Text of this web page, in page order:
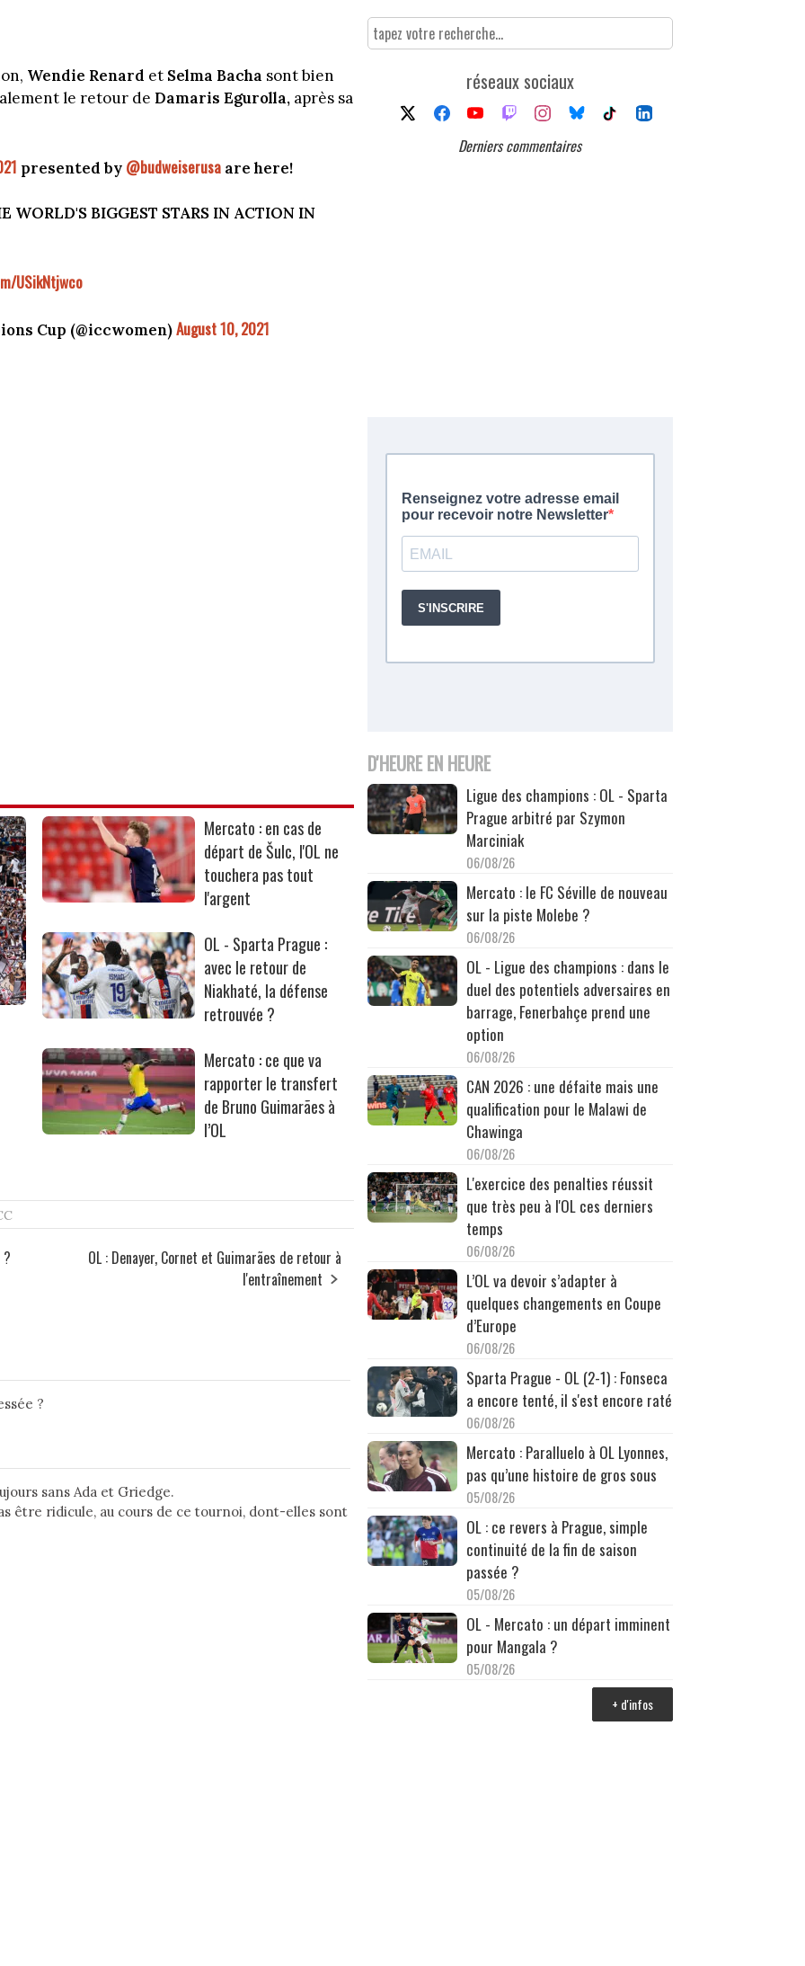
Wendie Renard et Selma Bacha sont bien
le retour de Damaris Egurolla, après sa
presented by @budweiserusaare here!
WORLD'S BIGGEST STARS IN ACTION IN
USikNtjwco
Cup (@iccwomen)August 10, 2021
Mercato : en cas de
départ de Šulc, l'OL ne
touchera pas tout
l'argent
OL - Sparta Prague :
avec le retour de
Niakhaté, la défense
retrouvée ?
Mercato : ce que va
rapporter le transfert
de Bruno Guimarães à
l’OL
OL : Denayer, Cornet et Guimarães de retour à
l'entraînement
?
sans Ada et Griedge.
être ridicule, au cours de ce tournoi, dont-elles sont
réseaux sociaux
Derniers commentaires
D'HEURE EN HEURE
Ligue des champions : OL - Sparta
Prague arbitré par Szymon
Marciniak
06/08/26
Mercato : le FC Séville de nouveau
sur la piste Molebe ?
06/08/26
OL - Ligue des champions : dans le
duel des potentiels adversaires en
barrage, Fenerbahçe prend une
option
06/08/26
CAN 2026 : une défaite mais une
qualification pour le Malawi de
Chawinga
06/08/26
L'exercice des penalties réussit
que très peu à l'OL ces derniers
temps
06/08/26
L’OL va devoir s’adapter à
quelques changements en Coupe
d’Europe
06/08/26
Sparta Prague - OL (2-1) : Fonseca
a encore tenté, il s'est encore raté
06/08/26
Mercato : Paralluelo à OL Lyonnes,
pas qu’une histoire de gros sous
05/08/26
OL : ce revers à Prague, simple
continuité de la fin de saison
passée ?
05/08/26
OL - Mercato : un départ imminent
pour Mangala ?
05/08/26
+ d'infos